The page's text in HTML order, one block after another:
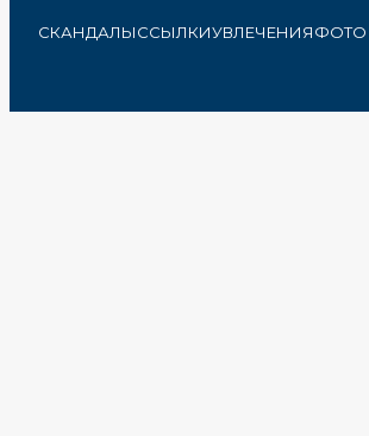
СКАНДАЛЫССЫЛКИУВЛЕЧЕНИЯФОТО